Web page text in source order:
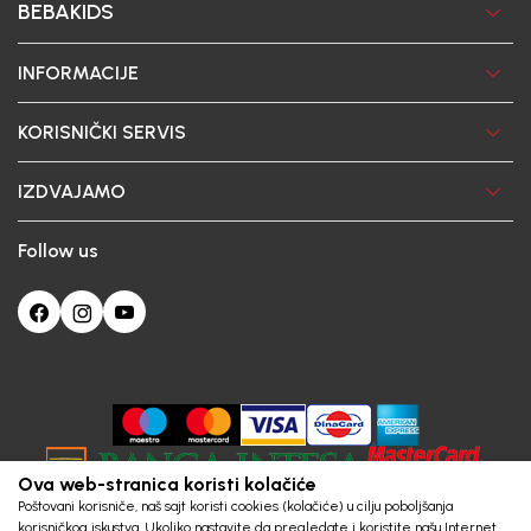
BEBAKIDS
INFORMACIJE
KORISNIČKI SERVIS
IZDVAJAMO
Follow us
Ova web-stranica koristi kolačiće
Poštovani korisniče, naš sajt koristi cookies (kolačiće) u cilju poboljšanja
korisničkog iskustva. Ukoliko nastavite da pregledate i koristite našu Internet